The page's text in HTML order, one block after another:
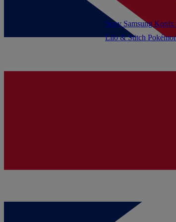
Lilo & Stitch
Sony Samsung Konix